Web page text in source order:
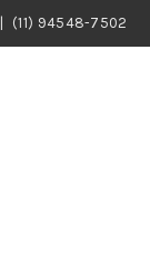
(11) 94548-7502